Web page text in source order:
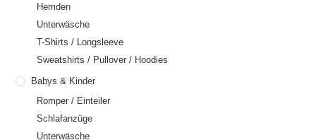
Hemden
Unterwäsche
T-Shirts / Longsleeve
Sweatshirts / Pullover / Hoodies
Babys & Kinder
Romper / Einteiler
Schlafanzüge
Unterwäsche